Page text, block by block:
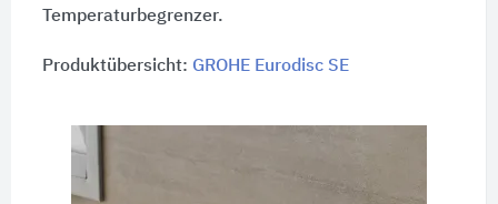
Temperaturbegrenzer.
Produktübersicht: GROHE Eurodisc SE